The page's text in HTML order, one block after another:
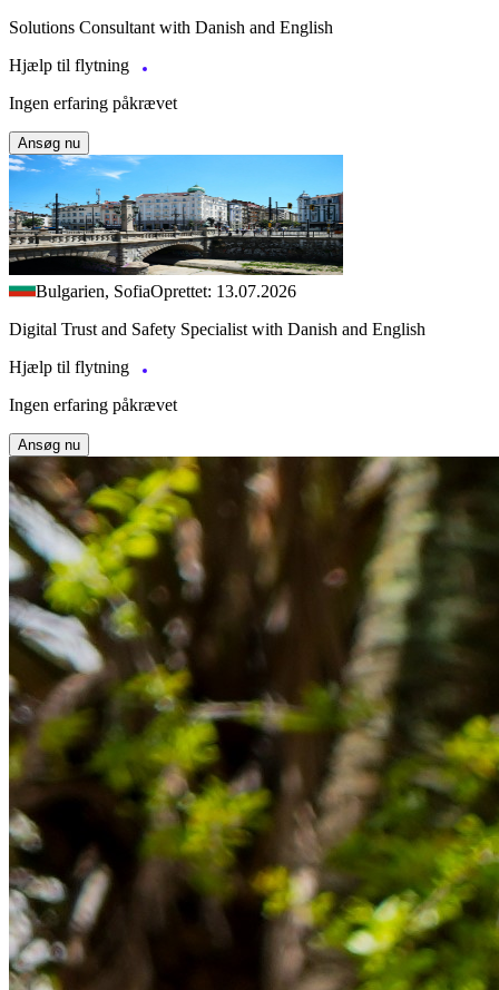
Solutions Consultant with Danish and English
Hjælp til flytning
Ingen erfaring påkrævet
Ansøg nu
Bulgarien, SofiaOprettet: 13.07.2026
Digital Trust and Safety Specialist with Danish and English
Hjælp til flytning
Ingen erfaring påkrævet
Ansøg nu